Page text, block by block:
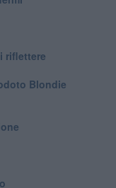
riflettere
Blondie